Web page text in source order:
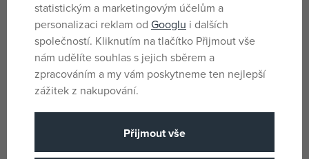
Ludi Hračky do vody zvířátka z
louky 4
skladem
DMOC:
179 Kč
Playgro Veselé vodolepky do
vany
skladem
DMOC:
144 Kč
Značky
statistickým a marketingovým účelům a
personalizaci reklam od Googlu i dalších
společností. Kliknutím na tlačítko Přijmout vše
nám udělíte souhlas s jejich sběrem a
zpracováním a my vám poskytneme ten nejlepší
zážitek z nakupování.
Přijmout vše